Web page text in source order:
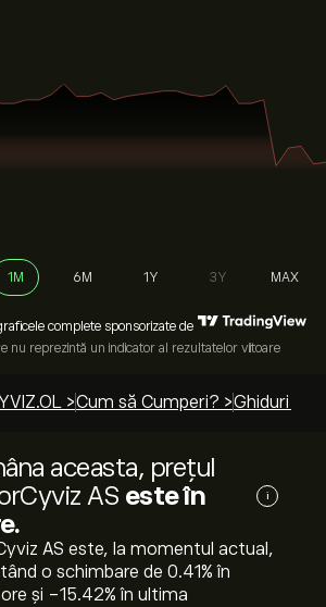
1M 6M 1Y 3Y MAX
complete sponsorizate de
nu reprezintă un indicator al rezultatelor viitoare
>Cum să Cumperi? >Ghiduri de
aceasta, prețul
AS este în
i
AS este, la momentul actual,
o schimbare de ‎0.41‎% în
și ‎-15.42‎% în ultima